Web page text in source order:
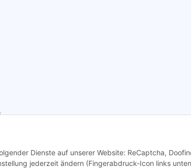
Dienste auf unserer Website: ReCaptcha,
jederzeit ändern (Fingerabdruck-Icon links